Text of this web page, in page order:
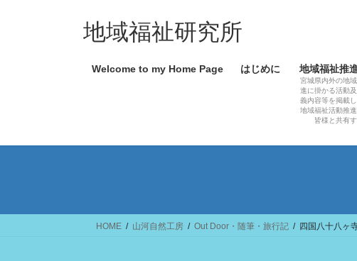
ッ
移
地域福祉研究所
Welcome to my Home Page はじめに 地域福祉推
宮城県内外の地
進に掛かる活動
義内容等を掲載し
地域福祉活動推
皆様と共有
HOME 山河自然工房 Out Door・随筆・旅行記 四国八十八ヶ